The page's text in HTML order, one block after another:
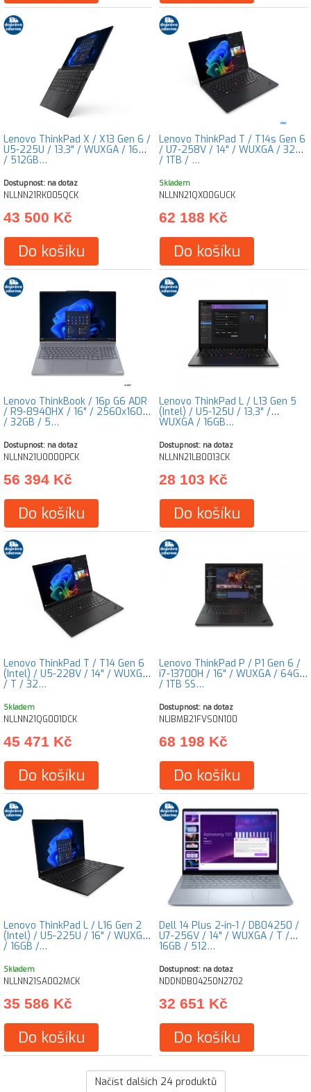
Lenovo ThinkPad X / X13 Gen 6 /
U5-225U / 13,3" / WUXGA / 16GB
/ 512GB…
Dostupnost: na dotaz
NLLNN21RK005QCK
43 500 Kč
Do košíku
Lenovo ThinkPad T / T14s Gen 6
/ U7-258V / 14" / WUXGA / 32GB
/ 1TB / …
Skladem
NLLNN21QX00GUCK
62 188 Kč
Do košíku
Lenovo ThinkBook / 16p G6 ADR
/ R9-8940HX / 16" / 2560x1600
/ 32GB / 5…
Dostupnost: na dotaz
NLLNN21U0000PCK
56 394 Kč
Do košíku
Lenovo ThinkPad L / L13 Gen 5
(Intel) / U5-125U / 13,3" /
WUXGA / 16GB…
Dostupnost: na dotaz
NLLNN21LB0013CK
28 103 Kč
Do košíku
Lenovo ThinkPad T / T14 Gen 6
(Intel) / U5-228V / 14" / WUXGA
/ T / 32…
Skladem
NLLNN21QG001DCK
45 471 Kč
Do košíku
Lenovo ThinkPad P / P1 Gen 6 /
i7-13700H / 16" / WUXGA / 64GB
/ 1TB SS…
Dostupnost: na dotaz
NLIBMB21FVS0N100
68 198 Kč
Do košíku
Lenovo ThinkPad L / L16 Gen 2
(Intel) / U5-225U / 16" / WUXGA
/ 16GB /…
Skladem
NLLNN21SA002MCK
35 586 Kč
Do košíku
Dell 14 Plus 2-in-1 / DB04250 /
U7-256V / 14" / WUXGA / T /
16GB / 512…
Dostupnost: na dotaz
NDDNDB04250N2702
32 651 Kč
Do košíku
Načíst dalších 24produktů